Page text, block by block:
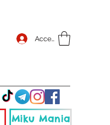
Accedi
Miku Mania